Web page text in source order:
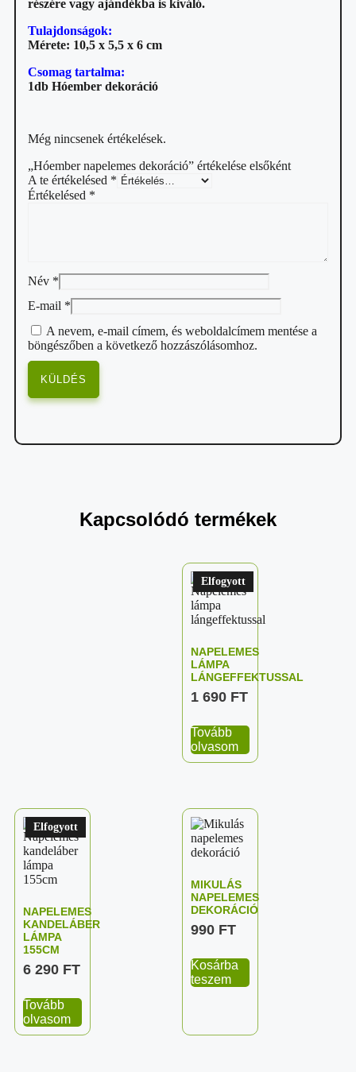
részére vagy ajándékba is kiváló.
Tulajdonságok:
Mérete: 10,5 x 5,5 x 6 cm
Csomag tartalma:
1db Hóember dekoráció
Még nincsenek értékelések.
„Hóember napelemes dekoráció” értékelése elsőként
A te értékelésed *
Értékelésed *
Név *
E-mail *
A nevem, e-mail címem, és weboldalcímem mentése a
böngészőben a következő hozzászólásomhoz.
Kapcsolódó termékek
Elfogyott
NAPELEMES
LÁMPA
LÁNGEFFEKTUSSAL
1 690 FT
Tovább
olvasom
Elfogyott
NAPELEMES
KANDELÁBER
LÁMPA
155CM
6 290 FT
Tovább
olvasom
MIKULÁS
NAPELEMES
DEKORÁCIÓ
990 FT
Kosárba
teszem